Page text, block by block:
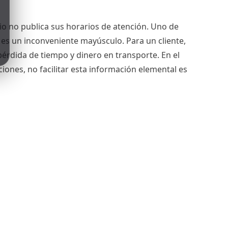
no publica sus horarios de atención. Uno de
un inconveniente mayúsculo. Para un cliente,
de tiempo y dinero en transporte. En el
no facilitar esta información elemental es